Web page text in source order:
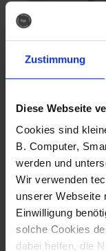
Zustimmung
Diese Webseite
Cookies sind
B. Computer,
werden und
Wir verwenden
unserer Webseite
Einwilligung
solche Cookies
dabei helfen, die
Fotografo:
Sternbach
Download